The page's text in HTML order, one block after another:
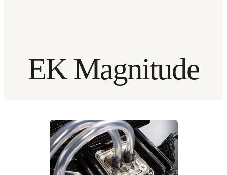
EK Magnitude